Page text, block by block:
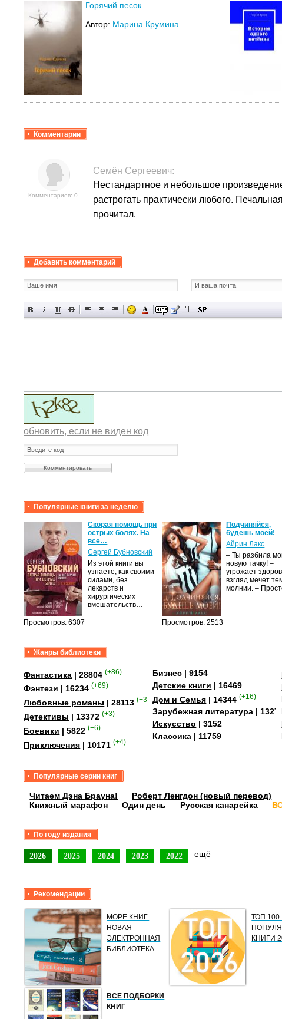
Горячий песок
Автор: Марина Крумина
Комментарии
Комментариев: 0
Семён Сергеевич:
Нестандартное и небольшое
растрогать практически любого.
прочитал.
Добавить комментарий
обновить, если не виден код
Популярные книги за неделю
Просмотров: 6307
Скорая помощь при
острых болях. На
все…
Сергей Бубновский
Из этой книги вы
узнаете, как своими
силами, без
лекарств и
хирургических
вмешательств…
Просмотров: 2513
Подчиняйся,
будешь моей!
Айрин Лакс
– Ты разбила
новую тачку! –
угрожает
взгляд мечет
молнии. –
Жанры библиотеки
Фантастика | 28804 (+86)
Фэнтези | 16234 (+69)
Любовные романы | 28113 (+358)
Детективы | 13372 (+3)
Боевики | 5822 (+6)
Приключения | 10171 (+4)
Бизнес | 9154
Детские книги | 16469
Дом и Семья | 14344 (+16)
Зарубежная литература |
Искусство | 3152
Классика | 11759
Популярные серии книг
Читаем Дэна Брауна! Роберт Ленгдон (новый перевод)
Книжный марафон
Один день Русская канарейка
По году издания
2026 2025 2024 2023 2022 ещё
Рекомендации
МОРЕ КНИГ.
НОВАЯ
ЭЛЕКТРОННАЯ
БИБЛИОТЕКА
ТОП
КНИГИ
ВСЕ ПОДБОРКИ
КНИГ